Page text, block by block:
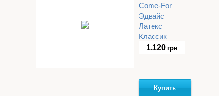
Come-For
Эдвайс
Латекс
Классик
1.120 грн
Купить